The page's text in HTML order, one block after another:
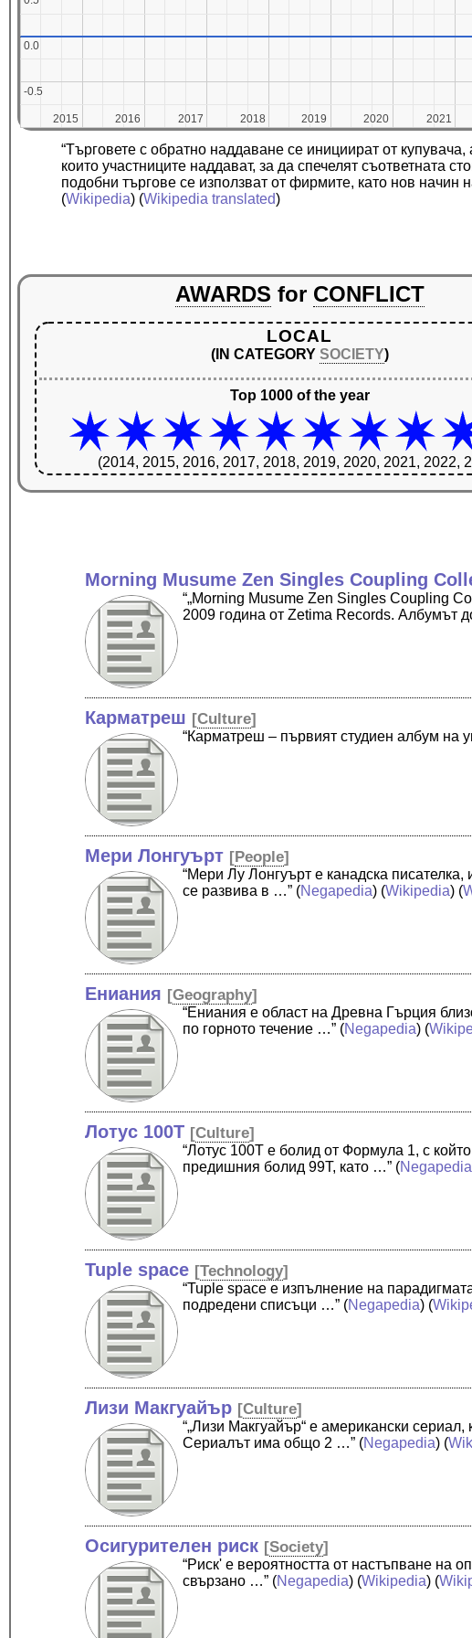
2015
2015 2016
2016 2017
2017 2018
2018 2019
2019 2020
2020 2021
2021
-0.5
-0.5
0.0
0.0
“Търговете с обратно наддаване се инициират от
които участниците наддават, за да спечелят съответната
подобни търгове се използват от фирмите, като нов
(Wikipedia) (Wikipedia translated)
AWARDS for CONFLICT
LOCAL
(IN CATEGORY SOCIETY)
Top 1000 of the year
(2014, 2015, 2016, 2017, 2018, 2019, 2020, 2021, 2022,
Morning Musume Zen Singles Coupling
“„Morning Musume Zen Singles Coupling
2009 година от Zetima Records. Албумът
Карматреш [Culture]
“Карматреш – първият студиен албум на
Мери Лонгуърт [People]
“Мери Лу Лонгуърт е канадска
се развива в …” (Negapedia) (Wikipedia) (
Ениания [Geography]
“Ениания е област на Древна Гърция
по горното течение …” (Negapedia) (
Лотус 100Т [Culture]
“Лотус 100T е болид от Формула 1, с
предишния болид 99T, като …” (Negapedia
Tuple space [Technology]
“Tuple space е изпълнение на
подредени списъци …” (Negapedia) (
Лизи Макгуайър [Culture]
“„Лизи Макгуайър“ е американски
Сериалът има общо 2 …” (Negapedia) (
Осигурителен риск [Society]
“Риск' е вероятността от настъпване на
свързано …” (Negapedia) (Wikipedia) (